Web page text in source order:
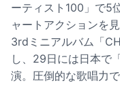
ーティスト100」で5
ャートアクションを
3rdミニアルバム「
し、29日には日本で
演。圧倒的な歌唱力